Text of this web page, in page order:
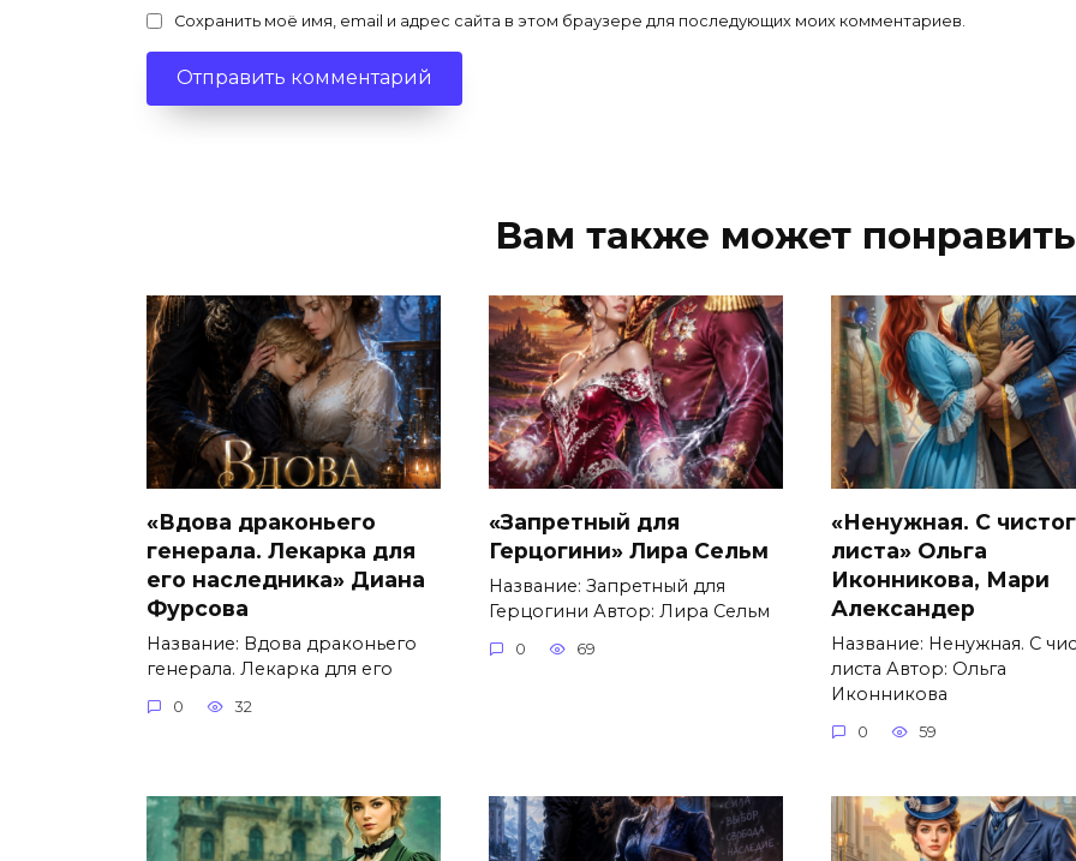
Сохранить моё имя, email и адрес сайта в этом браузере для последующих моих комментариев.
Вам также может
«Вдова драконьего
генерала. Лекарка для
его наследника» Диана
Фурсова
Название: Вдова драконьего
генерала. Лекарка для его
0 32
«Запретный для
Герцогини» Лира Сельм
Название: Запретный для
Герцогини Автор: Лира Сельм
0 69
«Ненужная. С
листа» Ольга
Иконникова, Мари
Александер
Название: Ненужная. С
листа Автор: Ольга
Иконникова
0 59